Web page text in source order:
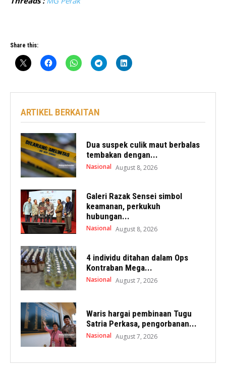
Share this:
ARTIKEL BERKAITAN
Dua suspek culik maut berbalas
tembakan dengan...
Nasional August 8, 2026
Galeri Razak Sensei simbol
keamanan, perkukuh
hubungan...
Nasional August 8, 2026
4 individu ditahan dalam Ops
Kontraban Mega...
Nasional August 7, 2026
Waris hargai pembinaan Tugu
Satria Perkasa, pengorbanan...
Nasional August 7, 2026